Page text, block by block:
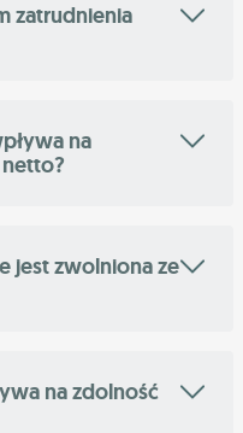
zatrudnienia
na
jest zwolniona ze
na zdolność